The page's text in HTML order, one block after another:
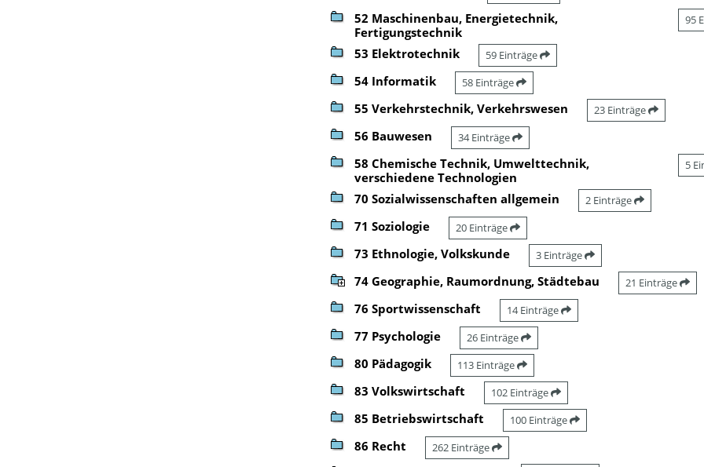
52 Maschinenbau, Energietechnik,
Fertigungstechnik
95
53 Elektrotechnik 59 Einträge
54 Informatik 58 Einträge
55 Verkehrstechnik, Verkehrswesen 23 Einträge
56 Bauwesen 34 Einträge
58 Chemische Technik, Umwelttechnik,
verschiedene Technologien
5
70 Sozialwissenschaften allgemein 2 Einträge
71 Soziologie 20 Einträge
73 Ethnologie, Volkskunde 3 Einträge
74 Geographie, Raumordnung, Städtebau 21 Einträge
76 Sportwissenschaft 14 Einträge
77 Psychologie 26 Einträge
80 Pädagogik 113 Einträge
83 Volkswirtschaft 102 Einträge
85 Betriebswirtschaft 100 Einträge
86 Recht 262 Einträge